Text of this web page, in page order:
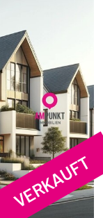
VERKAUFT